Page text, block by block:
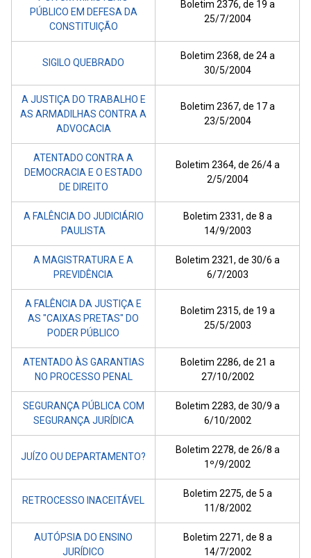
PÚBLICO EM DEFESA DA
CONSTITUIÇÃO
Boletim 2376, de 19 a
25/7/2004
SIGILO QUEBRADO
Boletim 2368, de 24 a
30/5/2004
A JUSTIÇA DO TRABALHO E
AS ARMADILHAS CONTRA A
ADVOCACIA
Boletim 2367, de 17 a
23/5/2004
ATENTADO CONTRA A
DEMOCRACIA E O ESTADO
DE DIREITO
Boletim 2364, de 26/4 a
2/5/2004
A FALÊNCIA DO JUDICIÁRIO
PAULISTA
Boletim 2331, de 8 a
14/9/2003
A MAGISTRATURA E A
PREVIDÊNCIA
Boletim 2321, de 30/6 a
6/7/2003
A FALÊNCIA DA JUSTIÇA E
AS "CAIXAS PRETAS" DO
PODER PÚBLICO
Boletim 2315, de 19 a
25/5/2003
ATENTADO ÀS GARANTIAS
NO PROCESSO PENAL
Boletim 2286, de 21 a
27/10/2002
SEGURANÇA PÚBLICA COM
SEGURANÇA JURÍDICA
Boletim 2283, de 30/9 a
6/10/2002
JUÍZO OU DEPARTAMENTO?
Boletim 2278, de 26/8 a
1º/9/2002
RETROCESSO INACEITÁVEL
Boletim 2275, de 5 a
11/8/2002
AUTÓPSIA DO ENSINO
JURÍDICO
Boletim 2271, de 8 a
14/7/2002